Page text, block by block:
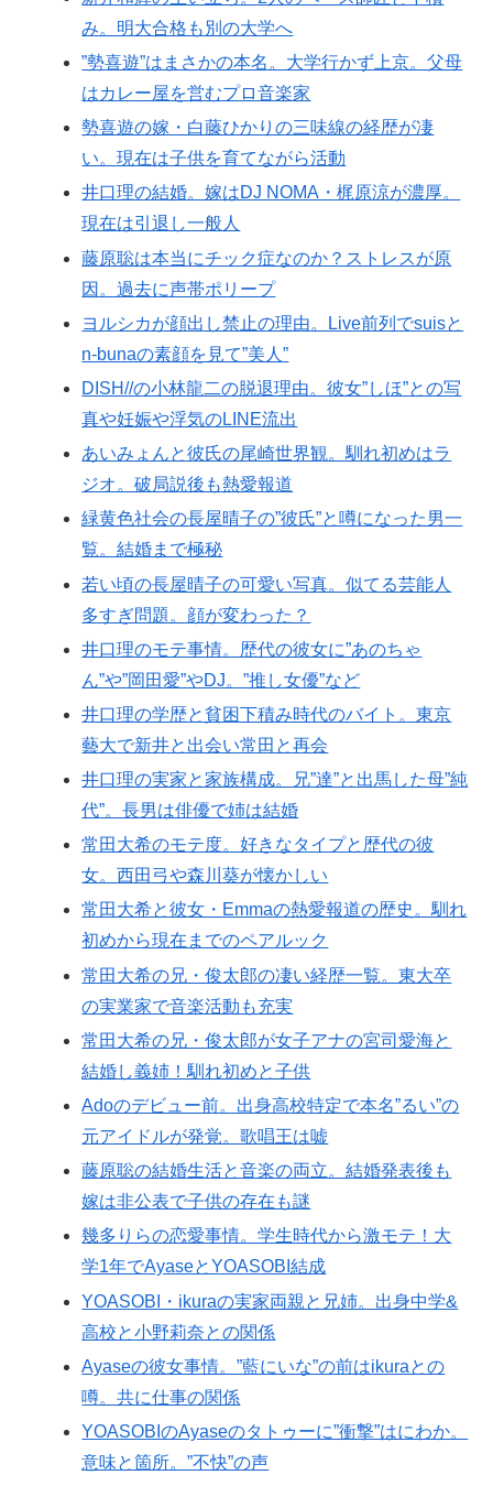
み。明大合格も別の大学へ
”勢喜遊”はまさかの本名。大学行かず上京。父母
はカレー屋を営むプロ音楽家
勢喜遊の嫁・白藤ひかりの三味線の経歴が凄
い。現在は子供を育てながら活動
井口理の結婚。嫁はDJ NOMA・梶原涼が濃厚。
現在は引退し一般人
藤原聡は本当にチック症なのか？ストレスが原
因。過去に声帯ポリープ
ヨルシカが顔出し禁止の理由。Live前列でsuisと
n-bunaの素顔を見て”美人”
DISH//の小林龍二の脱退理由。彼女”しほ”との写
真や妊娠や浮気のLINE流出
あいみょんと彼氏の尾崎世界観。馴れ初めはラ
ジオ。破局説後も熱愛報道
緑黄色社会の長屋晴子の”彼氏”と噂になった男一
覧。結婚まで極秘
若い頃の長屋晴子の可愛い写真。似てる芸能人
多すぎ問題。顔が変わった？
井口理のモテ事情。歴代の彼女に”あのちゃ
ん”や”岡田愛”やDJ。”推し女優”など
井口理の学歴と貧困下積み時代のバイト。東京
藝大で新井と出会い常田と再会
井口理の実家と家族構成。兄”達”と出馬した母”純
代”。長男は俳優で姉は結婚
常田大希のモテ度。好きなタイプと歴代の彼
女。西田弓や森川葵が懐かしい
常田大希と彼女・Emmaの熱愛報道の歴史。馴れ
初めから現在までのペアルック
常田大希の兄・俊太郎の凄い経歴一覧。東大卒
の実業家で音楽活動も充実
常田大希の兄・俊太郎が女子アナの宮司愛海と
結婚し義姉！馴れ初めと子供
Adoのデビュー前。出身高校特定で本名”るい”の
元アイドルが発覚。歌唱王は嘘
藤原聡の結婚生活と音楽の両立。結婚発表後も
嫁は非公表で子供の存在も謎
幾多りらの恋愛事情。学生時代から激モテ！大
学1年でAyaseとYOASOBI結成
YOASOBI・ikuraの実家両親と兄姉。出身中学&
高校と小野莉奈との関係
Ayaseの彼女事情。”藍にいな”の前はikuraとの
噂。共に仕事の関係
YOASOBIのAyaseのタトゥーに”衝撃”はにわか。
意味と箇所。”不快”の声